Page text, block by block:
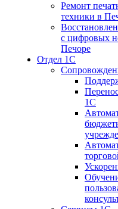
Ремонт
техники в
с цифровых
Печоре
Отдел 1С
1С